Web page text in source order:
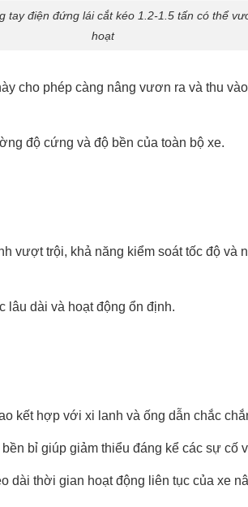
tay điện đứng lái cắt kéo 1.2-1.5 tấn có thể
hoạt
cho phép càng nâng vươn ra và thu
độ cứng và độ bền của toàn bộ xe.
vượt trội, khả năng kiểm soát tốc độ và
lâu dài và hoạt động ổn định.
kết hợp với xi lanh và ống dẫn chắc
bỉ giúp giảm thiểu đáng kể các sự cố
dài thời gian hoạt động liên tục của xe